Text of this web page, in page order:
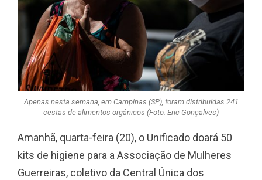
Apenas nesta semana, em Campinas (SP), foram distribuídas 241
cestas de alimentos orgânicos (Foto: Eric Gonçalves)
Amanhã, quarta-feira (20), o Unificado doará 50
kits de higiene para a Associação de Mulheres
Guerreiras, coletivo da Central Única dos